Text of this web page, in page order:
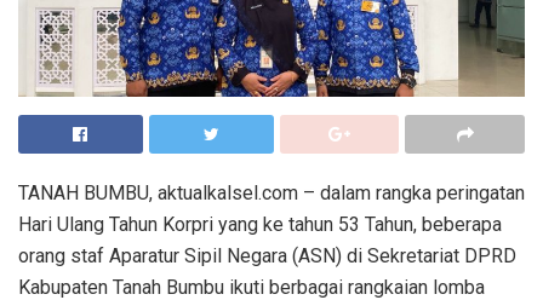
TANAH BUMBU, aktualkalsel.com – dalam rangka peringatan
Hari Ulang Tahun Korpri yang ke tahun 53 Tahun, beberapa
orang staf Aparatur Sipil Negara (ASN) di Sekretariat DPRD
Kabupaten Tanah Bumbu ikuti berbagai rangkaian lomba